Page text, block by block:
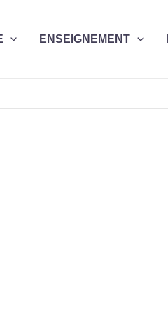
ENSEIGNEMENT